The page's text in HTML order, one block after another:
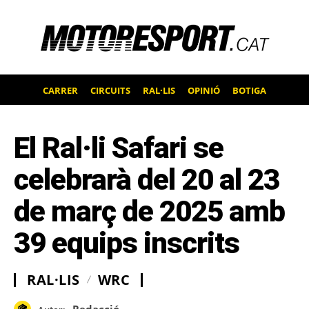
CARRER CIRCUITS RAL·LIS OPINIÓ BOTIGA
El Ral·li Safari se
celebrarà del 20 al 23
de març de 2025 amb
39 equips inscrits
RAL·LIS WRC